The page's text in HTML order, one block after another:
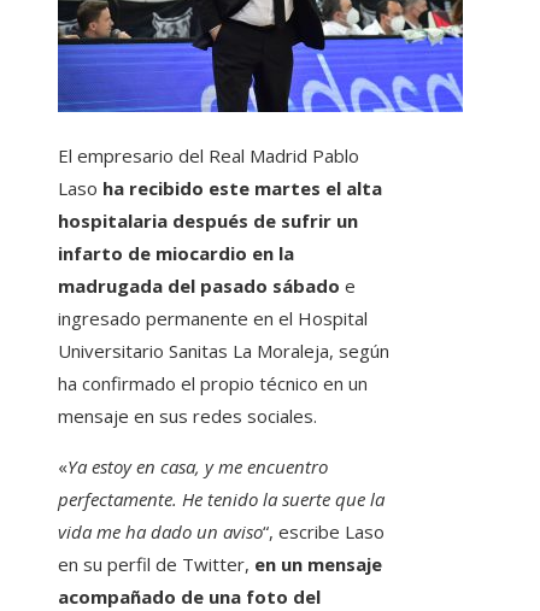
El empresario del Real Madrid Pablo
Laso ha recibido este martes el alta
hospitalaria después de sufrir un
infarto de miocardio en la
madrugada del pasado sábado e
ingresado permanente en el Hospital
Universitario Sanitas La Moraleja, según
ha confirmado el propio técnico en un
mensaje en sus redes sociales.
«Ya estoy en casa, y me encuentro
perfectamente. He tenido la suerte que la
vida me ha dado un aviso“, escribe Laso
en su perfil de Twitter, en un mensaje
acompañado de una foto del